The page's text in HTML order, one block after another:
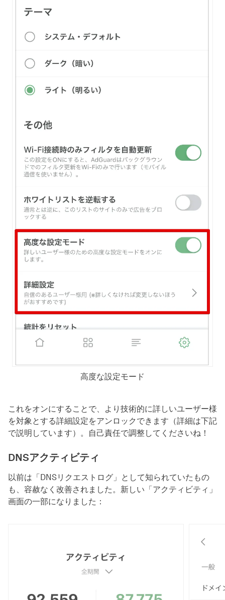
高度な設定モード
これをオンにすることで、より技術的に詳しいユーザー様
を対象とする詳細設定をアンロックできます（詳細は下記
で説明しています）。自己責任で調整してくださいね！
DNSアクティビティ
以前は「DNSリクエストログ」として知られていたもの
も、容赦なく改善されました。新しい「アクティビティ」
画面の一部になりました：